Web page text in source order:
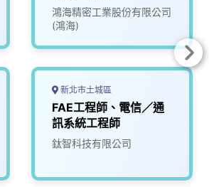
鴻海精密工業股份有限公司
(鴻海)
新北市土城區
FAE工程師、電信／通
訊系統工程師
鈦智科技有限公司